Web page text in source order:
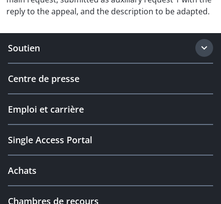
reply to the appeal, and the description to be adapted.
Soutien
Centre de presse
Emploi et carrière
Single Access Portal
Achats
Chambres de recours